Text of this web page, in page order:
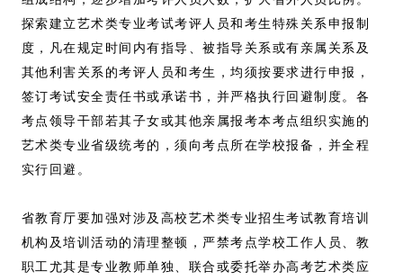
探索建立艺术类专业考试考评人员和考生特殊关系申报制
度，凡在规定时间内有指导、被指导关系或有亲属关系及
其他利害关系的考评人员和考生，均须按要求进行申报，
签订考试安全责任书或承诺书，并严格执行回避制度。各
考点领导干部若其子女或其他亲属报考本考点组织实施的
艺术类专业省级统考的，须向考点所在学校报备，并全程
实行回避。
省教育厅要加强对涉及高校艺术类专业招生考试教育培训
机构及培训活动的清理整顿，严禁考点学校工作人员、教
职工尤其是专业教师单独、联合或委托举办高考艺术类应